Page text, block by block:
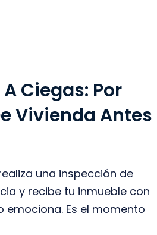
Ciegas: Por
Vivienda Antes
una inspección de
y recibe tu inmueble con
Es el momento